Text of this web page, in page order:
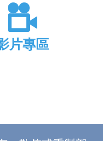
片專區